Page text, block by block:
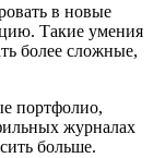
в новые
Такие умения
более сложные,
портфолио,
журналах
больше.